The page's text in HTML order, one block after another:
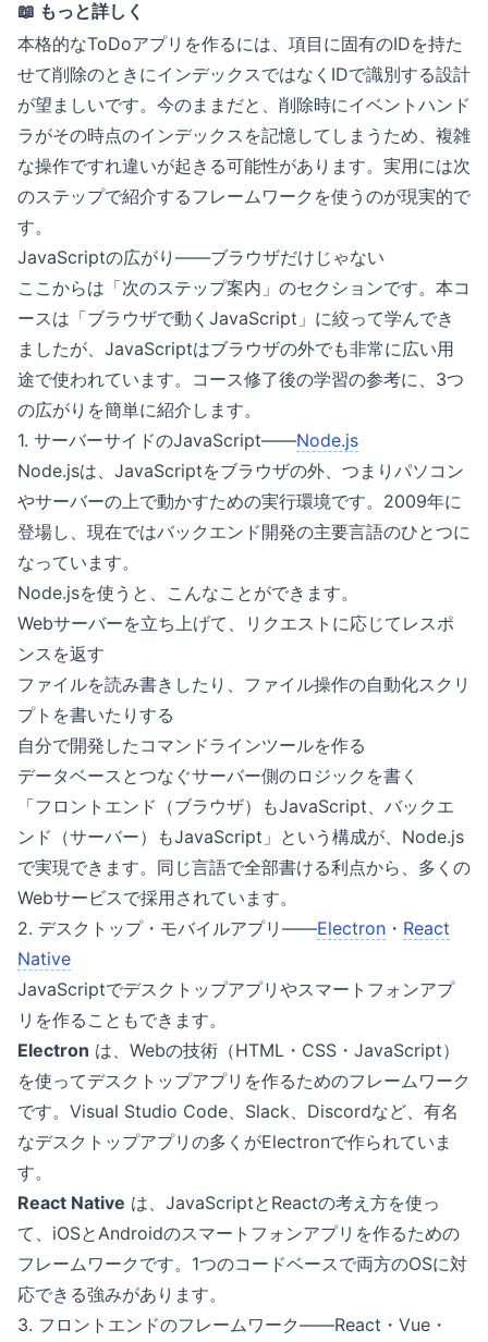
📖 もっと詳しく
本格的なToDoアプリを作るには、項目に固有のIDを持た
せて削除のときにインデックスではなくIDで識別する設計
が望ましいです。今のままだと、削除時にイベントハンド
ラがその時点のインデックスを記憶してしまうため、複雑
な操作ですれ違いが起きる可能性があります。実用には次
のステップで紹介するフレームワークを使うのが現実的で
す。
JavaScriptの広がり——ブラウザだけじゃない
ここからは「次のステップ案内」のセクションです。本コ
ースは「ブラウザで動くJavaScript」に絞って学んでき
ましたが、JavaScriptはブラウザの外でも非常に広い用
途で使われています。コース修了後の学習の参考に、3つ
の広がりを簡単に紹介します。
1. サーバーサイドのJavaScript——Node.js
Node.jsは、JavaScriptをブラウザの外、つまりパソコン
やサーバーの上で動かすための実行環境です。2009年に
登場し、現在ではバックエンド開発の主要言語のひとつに
なっています。
Node.jsを使うと、こんなことができます。
Webサーバーを立ち上げて、リクエストに応じてレスポ
ンスを返す
ファイルを読み書きしたり、ファイル操作の自動化スクリ
プトを書いたりする
自分で開発したコマンドラインツールを作る
データベースとつなぐサーバー側のロジックを書く
「フロントエンド（ブラウザ）もJavaScript、バックエ
ンド（サーバー）もJavaScript」という構成が、Node.js
で実現できます。同じ言語で全部書ける利点から、多くの
Webサービスで採用されています。
2. デスクトップ・モバイルアプリ——Electron ・ React
Native
JavaScriptでデスクトップアプリやスマートフォンアプ
リを作ることもできます。
Electron は、Webの技術（HTML・CSS・JavaScript）
を使ってデスクトップアプリを作るためのフレームワーク
です。Visual Studio Code、Slack、Discordなど、有名
なデスクトップアプリの多くがElectronで作られていま
す。
React Native は、JavaScriptとReactの考え方を使っ
て、iOSとAndroidのスマートフォンアプリを作るための
フレームワークです。1つのコードベースで両方のOSに対
応できる強みがあります。
3. フロントエンドのフレームワーク——React・Vue・